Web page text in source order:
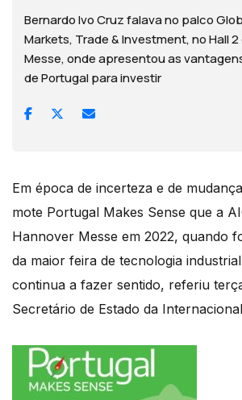
Bernardo Ivo Cruz falava no palco
Markets, Trade & Investment, no Hall
Messe, onde apresentou as
de Portugal para investir
Em época de incerteza e de
mote Portugal Makes Sense que a
Hannover Messe em 2022, quando
da maior feira de tecnologia
continua a fazer sentido, referiu
Secretário de Estado da